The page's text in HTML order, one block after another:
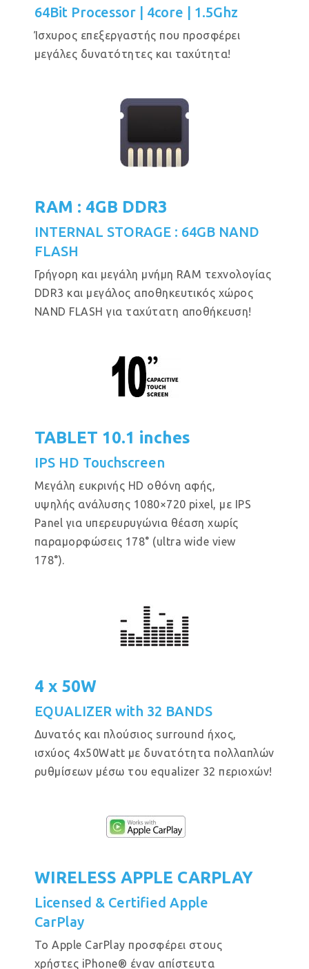
64Bit Processor | 4core | 1.5Ghz
Ίσχυρος επεξεργαστής που προσφέρει
μεγάλες δυνατότητες και ταχύτητα!
RAM : 4GB DDR3
INTERNAL STORAGE : 64GB NAND
FLASH
Γρήγορη και μεγάλη μνήμη RAM τεχνολογίας
DDR3 και μεγάλος αποθηκευτικός χώρος
NAND FLASH για ταχύτατη αποθήκευση!
TABLET 10.1 inches
IPS HD Touchscreen
Μεγάλη ευκρινής HD οθόνη αφής,
υψηλής ανάλυσης 1080×720 pixel, με IPS
Panel για υπερευρυγώνια θέαση χωρίς
παραμορφώσεις 178° (ultra wide view
178°).
4 x 50W
EQUALIZER with 32 BANDS
Δυνατός και πλούσιος surround ήχος,
ισχύος 4x50Watt με δυνατότητα πολλαπλών
ρυθμίσεων μέσω του equalizer 32 περιοχών!
WIRELESS APPLE CARPLAY
Licensed & Certified Apple
CarPlay
Το Apple CarPlay προσφέρει στους
χρήστες iPhone® έναν απίστευτα